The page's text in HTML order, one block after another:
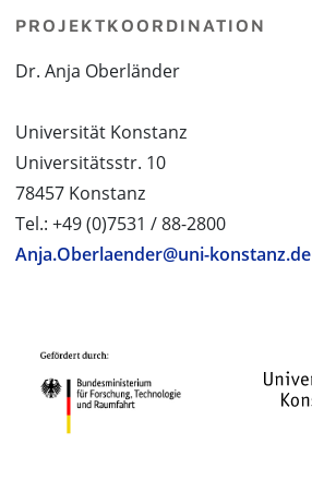
PROJEKTKOORDINATION
Dr. Anja Oberländer
Universität Konstanz
Universitätsstr. 10
78457 Konstanz
Tel.: +49 (0)7531 / 88-2800
Anja.Oberlaender@uni-konstanz.de